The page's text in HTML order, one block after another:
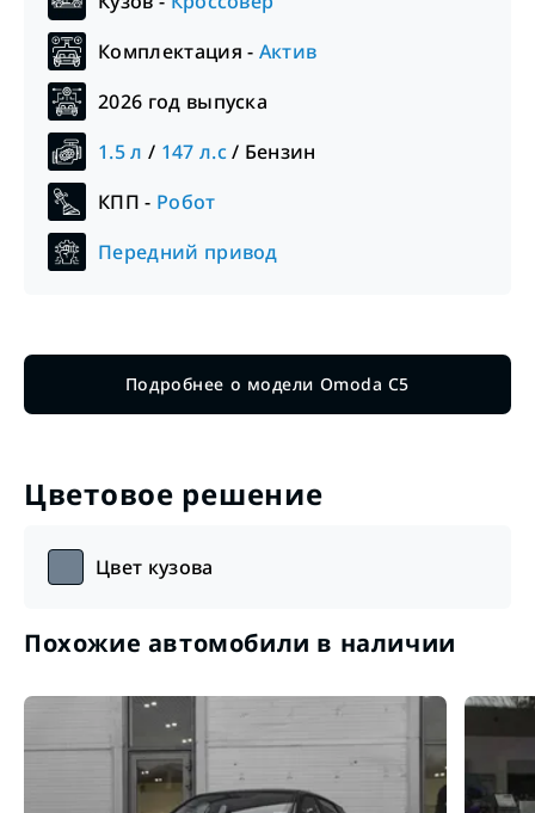
Комплектация - Актив
2026 год выпуска
1.5л / 147 л.с/ Бензин
КПП - Робот
Передний привод
Подробнее о модели Omoda C5
Цветовое решение
Цвет кузова
Похожие автомобили в наличии